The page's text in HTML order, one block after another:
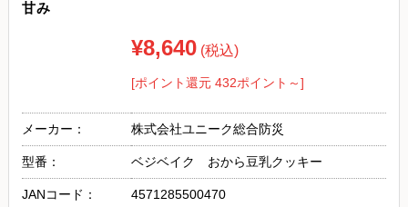
甘み
¥8,640 (税込)
[ポイント還元 432ポイント～]
メーカー： 株式会社ユニーク総合防災
型番： ベジベイク おから豆乳クッキー
JANコード： 4571285500470